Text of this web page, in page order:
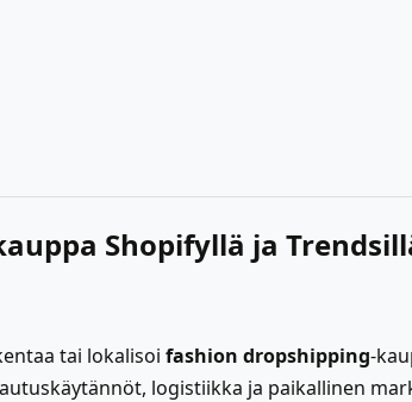
Shopifyllä ja
tai lokalisoi fashion dropshipping-
logistiikka ja paikallinen